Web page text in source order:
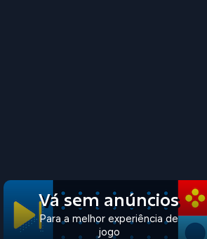
Vá sem anúncios
Para a melhor experiência de
jogo